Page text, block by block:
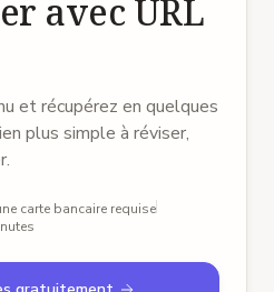
avec URL
et récupérez en quelques
plus simple à réviser,
carte bancaire requise